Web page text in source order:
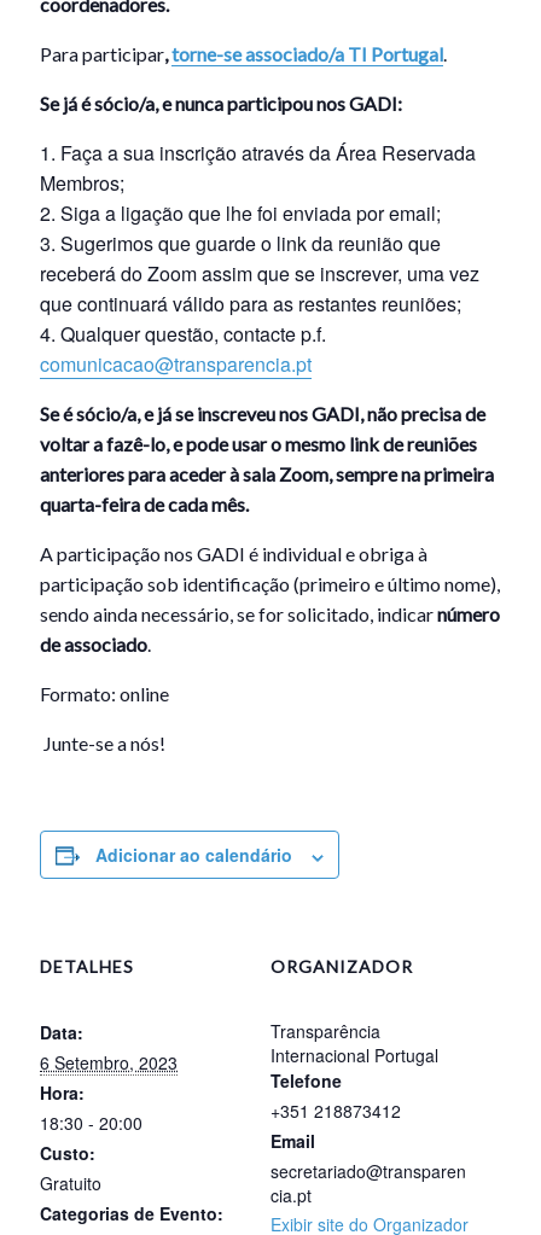
coordenadores.
Para participar,torne-se associado/a TI Portugal.
Se já é sócio/a, e nunca participou nos GADI:
Faça a sua inscrição através da Área Reservada
Membros;
Siga a ligação que lhe foi enviada por email;
Sugerimos que guarde o link da reunião que
receberá do Zoom assim que se inscrever, uma vez
que continuará válido para as restantes reuniões;
Qualquer questão, contacte p.f.
comunicacao@transparencia.pt
Se é sócio/a, e já se inscreveu nos GADI, não precisa de
voltar a fazê-lo, e pode usar o mesmo link de reuniões
anteriores para aceder à sala Zoom, sempre na primeira
quarta-feira de cada mês.
A participação nos GADI é individual e obriga à
participação sob identificação (primeiro e último nome),
sendo ainda necessário, se for solicitado, indicarnúmero
de associado.
Formato: online
Junte-se a nós!
Adicionar ao calendário
DETALHES
Data:
6 Setembro, 2023
Hora:
18:30 - 20:00
Custo:
Gratuito
Categorias de Evento:
ORGANIZADOR
Transparência
Internacional Portugal
Telefone
+351 218873412
Email
secretariado@transparen
cia.pt
Exibir site do Organizador